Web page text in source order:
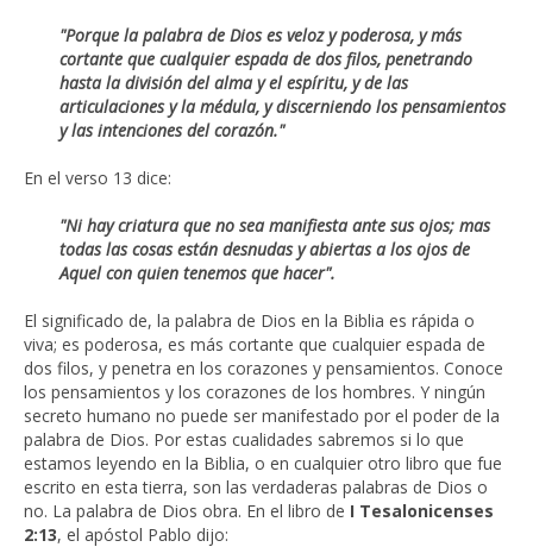
"Porque la palabra de Dios es veloz y poderosa, y más
cortante que cualquier espada de dos filos, penetrando
hasta la división del alma y el espíritu, y de las
articulaciones y la médula, y discerniendo los pensamientos
y las intenciones del corazón."
En el verso 13 dice:
"Ni hay criatura que no sea manifiesta ante sus ojos; mas
todas las cosas están desnudas y abiertas a los ojos de
Aquel con quien tenemos que hacer".
El significado de, la palabra de Dios en la Biblia es rápida o
viva; es poderosa, es más cortante que cualquier espada de
dos filos, y penetra en los corazones y pensamientos. Conoce
los pensamientos y los corazones de los hombres. Y ningún
secreto humano no puede ser manifestado por el poder de la
palabra de Dios. Por estas cualidades sabremos si lo que
estamos leyendo en la Biblia, o en cualquier otro libro que fue
escrito en esta tierra, son las verdaderas palabras de Dios o
no. La palabra de Dios obra. En el libro de I Tesalonicenses
2:13, el apóstol Pablo dijo: